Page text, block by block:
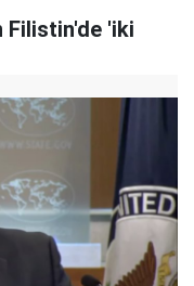
Filistin'de 'iki